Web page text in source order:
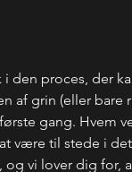
den proces, der
af grin (eller
gang. Hvem
være til stede i
og vi lover dig